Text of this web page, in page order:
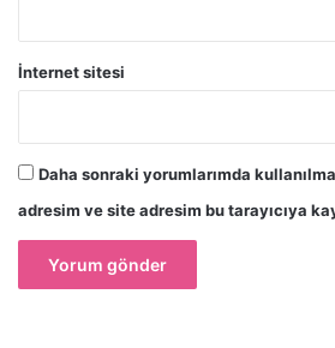
İnternet sitesi
Daha sonraki yorumlarımda
adresim ve site adresim bu tarayıcıya